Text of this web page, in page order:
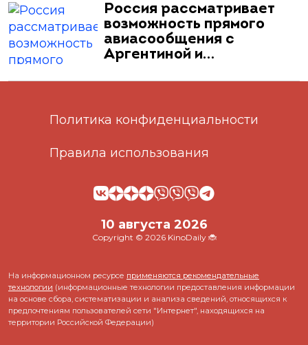
Россия рассматривает
возможность прямого
авиасообщения с
Аргентиной и…
Политика конфиденциальности
Правила использования
10 августа 2026
Copyright © 2026 KinoDaily 🐞
На информационном ресурсе применяются рекомендательные
технологии (информационные технологии предоставления информации
на основе сбора, систематизации и анализа сведений, относящихся к
предпочтениям пользователей сети "Интернет", находящихся на
территории Российской Федерации)